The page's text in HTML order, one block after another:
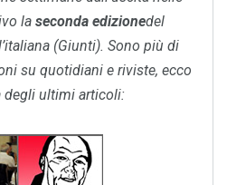
la seconda edizionedel
(Giunti). Sono più di
su quotidiani e riviste, ecco
degli ultimi articoli: